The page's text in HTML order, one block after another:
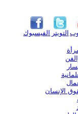
الفيسبوك التويتر
الإنسان